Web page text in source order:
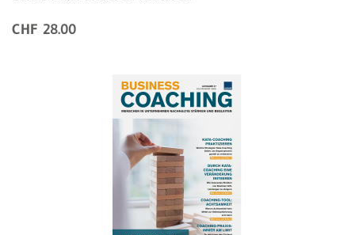
CHF 28.00